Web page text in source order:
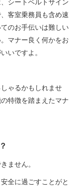
客室乗務員も含め速
のお手伝いは難しい
マナー良く何かをお
いですよ。
ゃるかもしれませ
特徴を踏まえたマナ
ません。
全に過ごすことがと